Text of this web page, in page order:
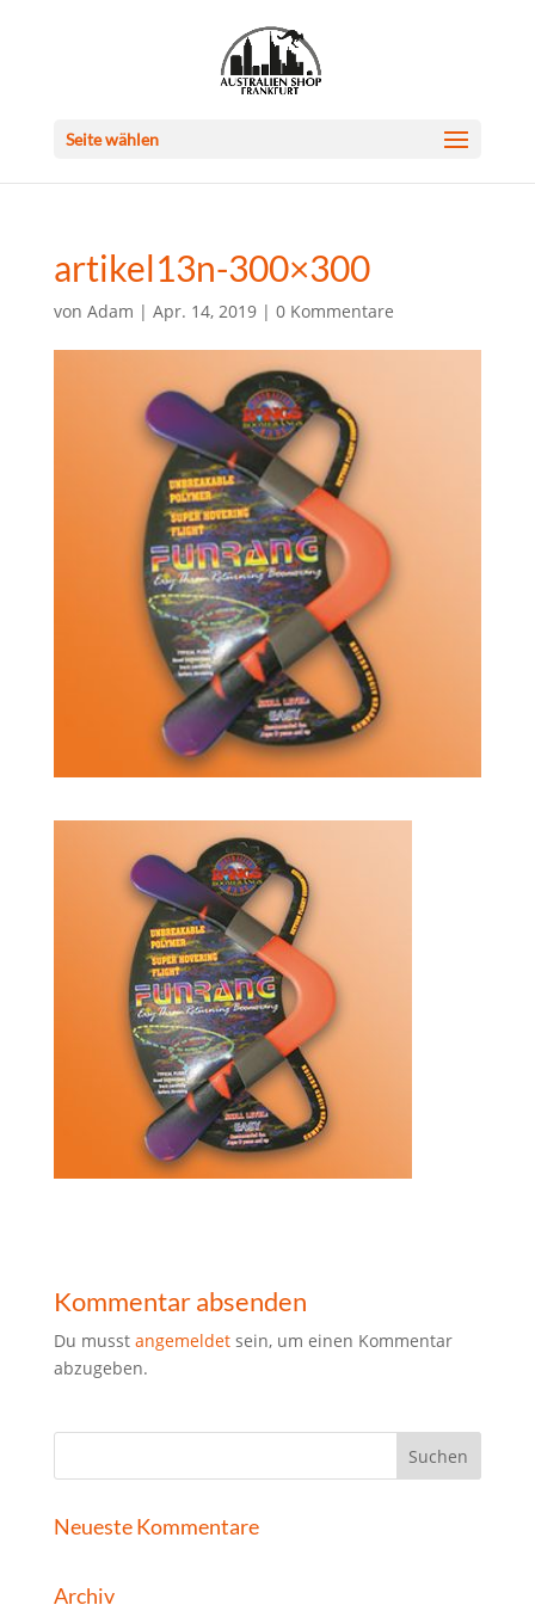
Seite wählen
artikel13n-300×300
von Adam | Apr. 14, 2019| 0 Kommentare
Kommentar absenden
Du musst angemeldetsein, um einen Kommentar
abzugeben.
Neueste Kommentare
Archiv